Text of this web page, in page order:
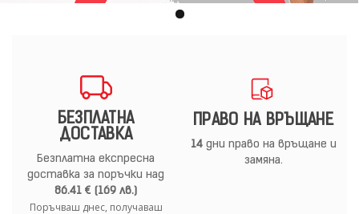
БЕЗПЛАТНА
ДОСТАВКА
Безплатна експресна
доставка за поръчки над
86.41 € (169 лв.)
Поръчваш днес, получаваш
ПРАВО НА ВРЪЩАНЕ
14дни право на връщане и
замяна.